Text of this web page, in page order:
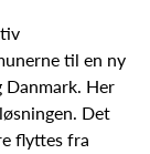
til en ny
Danmark. Her
Det
flyttes fra